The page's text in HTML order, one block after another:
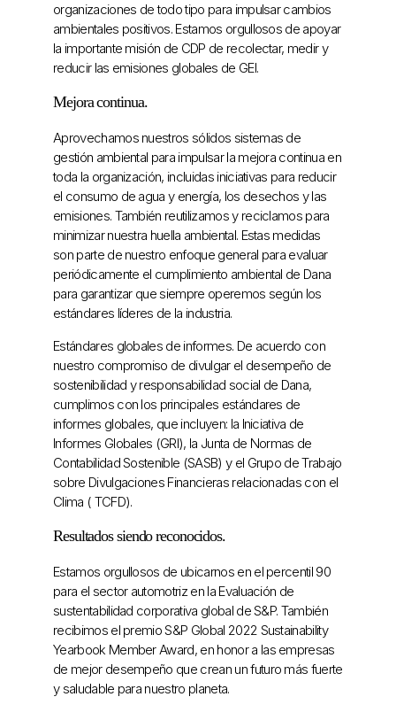
organizaciones de todo tipo para impulsar cambios
ambientales positivos. Estamos orgullosos de apoyar
la importante misión de CDP de recolectar, medir y
reducir las emisiones globales de GEI.
Mejora continua.
Aprovechamos nuestros sólidos sistemas de
gestión ambiental para impulsar la mejora continua en
toda la organización, incluidas iniciativas para reducir
el consumo de agua y energía, los desechos y las
emisiones. También reutilizamos y reciclamos para
minimizar nuestra huella ambiental. Estas medidas
son parte de nuestro enfoque general para evaluar
periódicamente el cumplimiento ambiental de Dana
para garantizar que siempre operemos según los
estándares líderes de la industria.
Estándares globales de informes. De acuerdo con
nuestro compromiso de divulgar el desempeño de
sostenibilidad y responsabilidad social de Dana,
cumplimos con los principales estándares de
informes globales, que incluyen: la Iniciativa de
Informes Globales (GRI), la Junta de Normas de
Contabilidad Sostenible (SASB) y el Grupo de Trabajo
sobre Divulgaciones Financieras relacionadas con el
Clima ( TCFD).
Resultados siendo reconocidos.
Estamos orgullosos de ubicarnos en el percentil 90
para el sector automotriz en la Evaluación de
sustentabilidad corporativa global de S&P. También
recibimos el premio S&P Global 2022 Sustainability
Yearbook Member Award, en honor a las empresas
de mejor desempeño que crean un futuro más fuerte
y saludable para nuestro planeta.